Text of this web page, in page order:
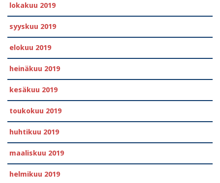
lokakuu 2019
syyskuu 2019
elokuu 2019
heinäkuu 2019
kesäkuu 2019
toukokuu 2019
huhtikuu 2019
maaliskuu 2019
helmikuu 2019